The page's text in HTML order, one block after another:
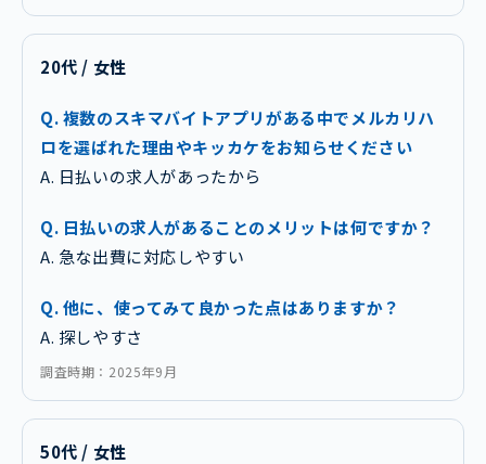
20代 / 女性
Q. 複数のスキマバイトアプリがある中でメルカリハ
ロを選ばれた理由やキッカケをお知らせください
A. 日払いの求人があったから
Q. 日払いの求人があることのメリットは何ですか？
A. 急な出費に対応しやすい
Q. 他に、使ってみて良かった点はありますか？
A. 探しやすさ
調査時期：2025年9月
50代 / 女性